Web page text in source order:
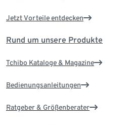
Jetzt Vorteile entdecken
Rund um unsere Produkte
Tchibo Kataloge & Magazine
Bedienungsanleitungen
Ratgeber & Größenberater